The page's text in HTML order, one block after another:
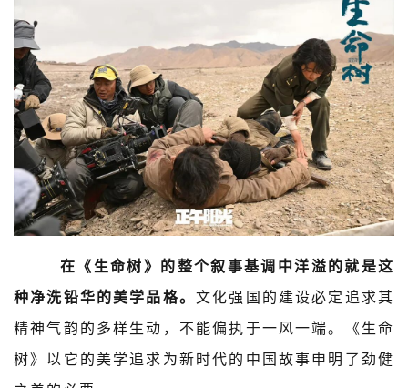
在《生命树》的整个叙事基调中洋溢的就是这
种净洗铅华的美学品格。 文化强国的建设必定追求其
精神气韵的多样生动，不能偏执于一风一端。《生命
树》以它的美学追求为新时代的中国故事申明了劲健